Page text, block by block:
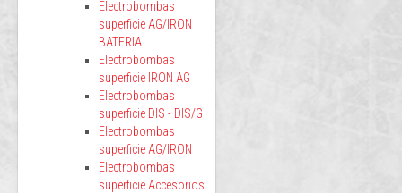
Electrobombas
superficie AG/IRON
BATERIA
Electrobombas
superficie IRON AG
Electrobombas
superficie DIS - DIS/G
Electrobombas
superficie AG/IRON
Electrobombas
superficie Accesorios